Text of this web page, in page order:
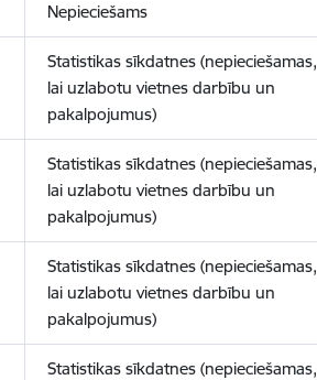
Nepieciešams
Statistikas sīkdatnes (nepieciešamas,
lai uzlabotu vietnes darbību un
pakalpojumus)
Statistikas sīkdatnes (nepieciešamas,
lai uzlabotu vietnes darbību un
pakalpojumus)
Statistikas sīkdatnes (nepieciešamas,
lai uzlabotu vietnes darbību un
pakalpojumus)
Statistikas sīkdatnes (nepieciešamas,